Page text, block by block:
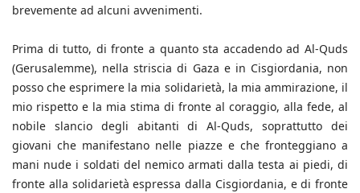
brevemente ad alcuni avvenimenti.
Prima di tutto, di fronte a quanto sta accadendo ad Al-Quds
(Gerusalemme), nella striscia di Gaza e in Cisgiordania, non
posso che esprimere la mia solidarietà, la mia ammirazione, il
mio rispetto e la mia stima di fronte al coraggio, alla fede, al
nobile slancio degli abitanti di Al-Quds, soprattutto dei
giovani che manifestano nelle piazze e che fronteggiano a
mani nude i soldati del nemico armati dalla testa ai piedi, di
fronte alla solidarietà espressa dalla Cisgiordania, e di fronte